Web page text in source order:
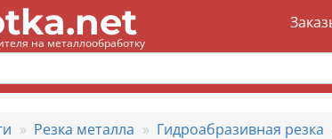
на металлообработку
Резка металла Гидроабразивная резка